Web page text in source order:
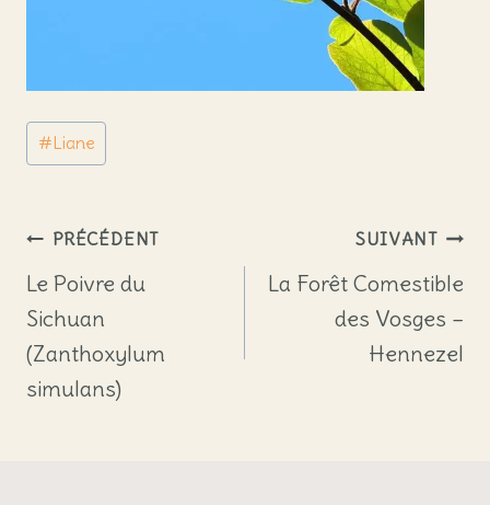
Étiquettes
de
publication :
#Liane
Navigation
de
l’article
PRÉCÉDENT
Le Poivre du
Sichuan
(Zanthoxylum
simulans)
SUIVANT
La Forêt Comestible
des Vosges –
Hennezel